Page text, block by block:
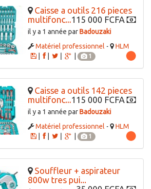
Caisse a outils 216 pieces
multifonc...115 000 FCFA
il y a 1 année parBadouzaki
Matériel professionnel -
HLM
|
1
Caisse a outils 142 pieces
multifonc...115 000 FCFA
il y a 1 année parBadouzaki
Matériel professionnel -
HLM
|
1
Souffleur + aspirateur
800w tres pui...